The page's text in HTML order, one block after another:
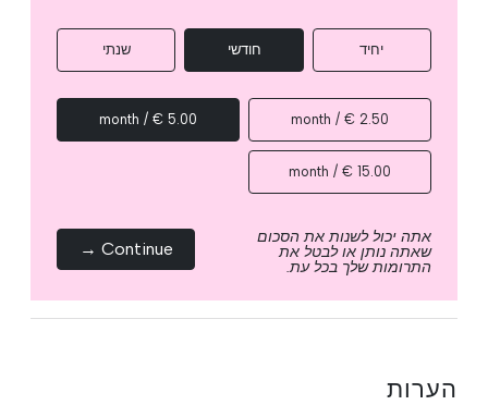
יחיד חודשי שנתי
2.50 € / month
5.00 € / month
15.00 € / month
אתה יכול לשנות את הסכום
שאתה נותן או לבטל את
התרומות שלך בכל עת.
Continue →
הערות